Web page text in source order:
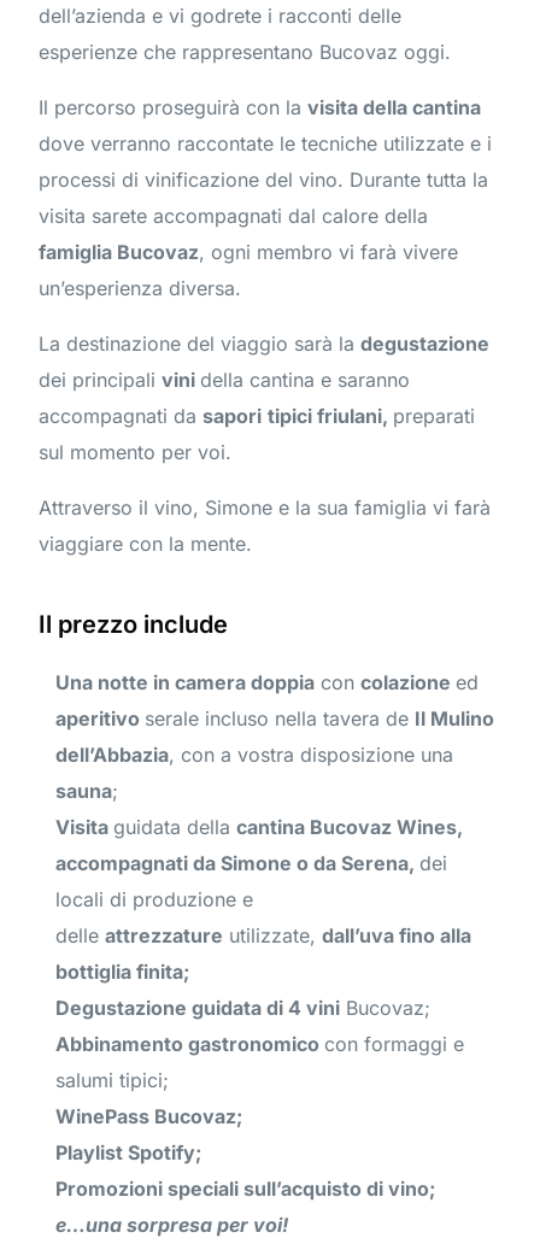
dell’azienda e vi godrete i racconti delle
esperienze che rappresentano Bucovaz oggi.
Il percorso proseguirà con lavisita della cantina
dove verranno raccontate le tecniche utilizzate e i
processi di vinificazione del vino. Durante tutta la
visita sarete accompagnati dal calore della
famiglia Bucovaz, ogni membro vi farà vivere
un’esperienza diversa.
La destinazione del viaggio sarà ladegustazione
dei principalivini della cantina e saranno
accompagnati da sapori tipici friulani, preparati
sul momento per voi.
Attraverso il vino, Simone e la sua famiglia vi farà
viaggiare con la mente.
Il prezzo include
Una notte in camera doppia concolazione ed
aperitivo serale incluso nella tavera de Il Mulino
dell’Abbazia, con a vostra disposizione una
sauna;
Visita guidata dellacantina Bucovaz Wines,
accompagnati da Simone o da Serena, dei
locali di produzione e
delleattrezzature utilizzate,dall’uva fino alla
bottiglia finita;
Degustazione guidata di 4 vini Bucovaz;
Abbinamento gastronomico con formaggi e
salumi tipici;
WinePass Bucovaz;
Playlist Spotify;
Promozioni speciali sull’acquisto di vino;
e…una sorpresa per voi!